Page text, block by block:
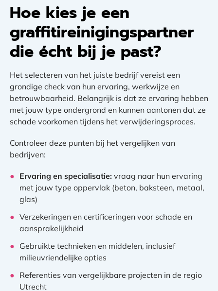
Hoe kies je een
graffitireinigingspartner
die écht bij je past?
Het selecteren van het juiste bedrijf vereist een
grondige check van hun ervaring, werkwijze en
betrouwbaarheid. Belangrijk is dat ze ervaring hebben
met jouw type ondergrond en kunnen aantonen dat ze
schade voorkomen tijdens het verwijderingsproces.
Controleer deze punten bij het vergelijken van
bedrijven:
Ervaring en specialisatie: vraag naar hun ervaring
met jouw type oppervlak (beton, baksteen, metaal,
glas)
Verzekeringen en certificeringen voor schade en
aansprakelijkheid
Gebruikte technieken en middelen, inclusief
milieuvriendelijke opties
Referenties van vergelijkbare projecten in de regio
Utrecht